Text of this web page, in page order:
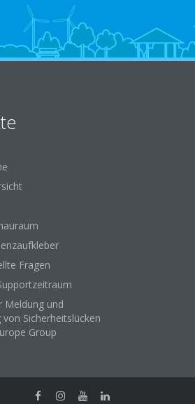
Fragen
Meldung und
Sicherheitslücken
Group